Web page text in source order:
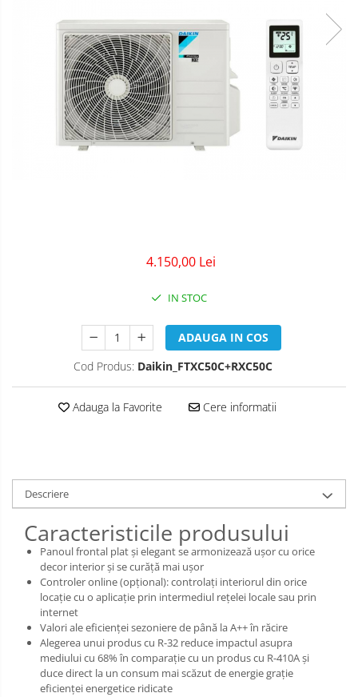
4.150,00 Lei
IN STOC
ADAUGA IN COS
Cod Produs: Daikin_FTXC50C+RXC50C
Adauga la Favorite Cere informatii
Descriere
Caracteristicile produsului
Panoul frontal plat şi elegant se armonizează uşor cu orice
decor interior şi se curăţă mai uşor
Controler online (opțional): controlați interiorul din orice
locație cu o aplicație prin intermediul rețelei locale sau prin
internet
Valori ale eficienţei sezoniere de până la A++ în răcire
Alegerea unui produs cu R-32 reduce impactul asupra
mediului cu 68% în comparaţie cu un produs cu R-410A şi
duce direct la un consum mai scăzut de energie graţie
eficienţei energetice ridicate